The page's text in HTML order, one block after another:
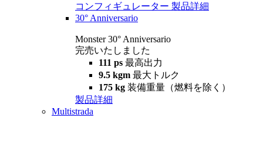
コンフィギュレーター 製品詳細
30° Anniversario
Monster 30° Anniversario
完売いたしました
111 ps 最高出力
9.5 kgm 最大トルク
175 kg 装備重量（燃料を除く）
製品詳細
Multistrada